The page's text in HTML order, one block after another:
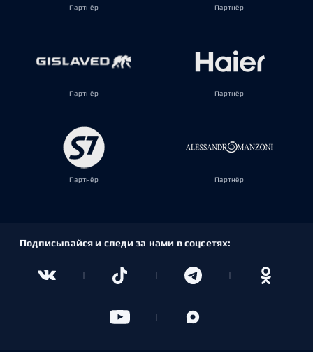
Партнёр Партнёр
Партнёр Партнёр
Партнёр Партнёр
Подписывайся и следи за нами в соцсетях: